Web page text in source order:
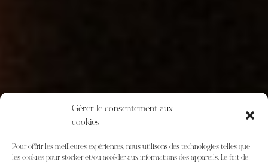
Gérer le consentement aux
cookies
Pour offrir les meilleures expériences, nous utilisons des technologies telles que
les cookies pour stocker et/ou accéder aux informations des appareils. Le fait de